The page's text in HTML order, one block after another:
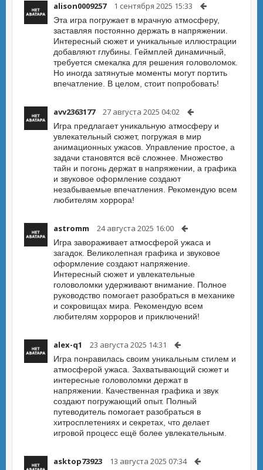
alison0009257 1 сентября 2025 15:33
Эта игра погружает в мрачную атмосферу,
заставляя постоянно держать в напряжении.
Интересный сюжет и уникальные иллюстрации
добавляют глубины. Геймплей динамичный,
требуется смекалка для решения головоломок.
Но иногда затянутые моменты могут портить
впечатление. В целом, стоит попробовать!
avv2363177 27 августа 2025 04:02
Игра предлагает уникальную атмосферу и
увлекательный сюжет, погружая в мир
анимационных ужасов. Управление простое, а
задачи становятся всё сложнее. Множество
тайн и погонь держат в напряжении, а графика
и звуковое оформление создают
незабываемые впечатления. Рекомендую всем
любителям хоррора!
astromm 24 августа 2025 16:00
Игра завораживает атмосферой ужаса и
загадок. Великолепная графика и звуковое
оформление создают напряжение.
Интересный сюжет и увлекательные
головоломки удерживают внимание. Полное
руководство помогает разобраться в механике
и сокровищах мира. Рекомендую всем
любителям хорроров и приключений!
alex-q1 23 августа 2025 14:31
Игра понравилась своим уникальным стилем и
атмосферой ужаса. Захватывающий сюжет и
интересные головоломки держат в
напряжении. Качественная графика и звук
создают погружающий опыт. Полный
путеводитель помогает разобраться в
хитросплетениях и секретах, что делает
игровой процесс ещё более увлекательным.
asktop73923 13 августа 2025 07:34